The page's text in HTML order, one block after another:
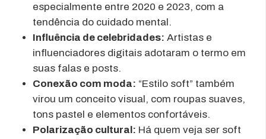
especialmente entre 2020 e 2023, com a
tendência do cuidado mental.
Influência de celebridades: Artistas e
influenciadores digitais adotaram o termo em
suas falas e posts.
Conexão com moda: “Estilo soft” também
virou um conceito visual, com roupas suaves,
tons pastel e elementos confortáveis.
Polarização cultural: Há quem veja ser soft